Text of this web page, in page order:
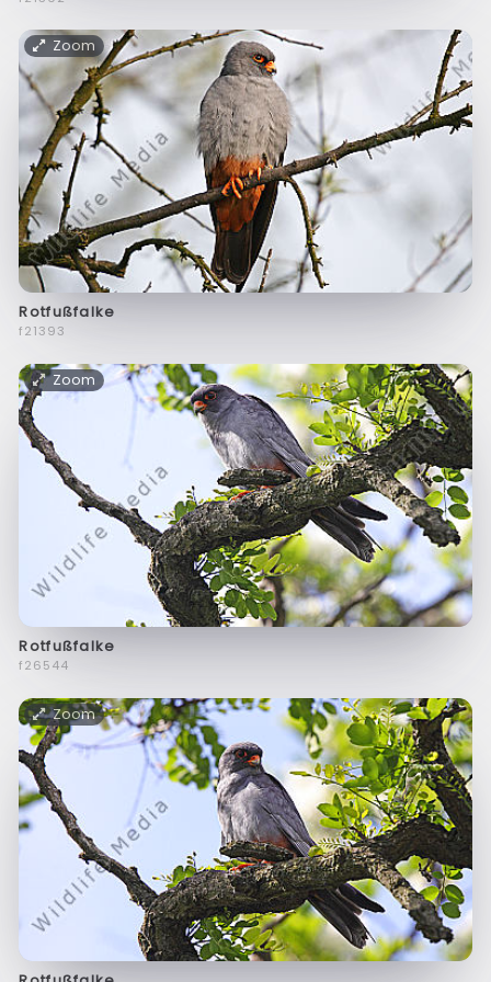
Zoom
Rotfußfalke
f21393
Zoom
Rotfußfalke
f26544
Zoom